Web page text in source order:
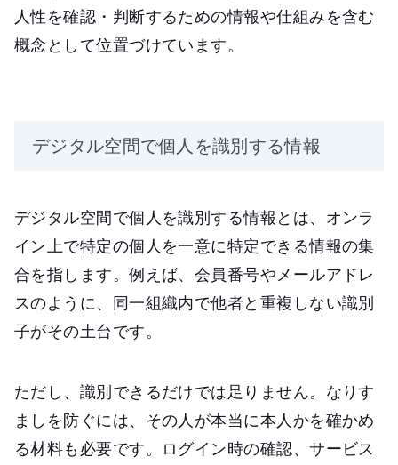
人性を確認・判断するための情報や仕組みを含む
概念として位置づけています。
デジタル空間で個人を識別する情報
デジタル空間で個人を識別する情報とは、オンラ
イン上で特定の個人を一意に特定できる情報の集
合を指します。例えば、会員番号やメールアドレ
スのように、同一組織内で他者と重複しない識別
子がその土台です。
ただし、識別できるだけでは足りません。なりす
ましを防ぐには、その人が本当に本人かを確かめ
る材料も必要です。ログイン時の確認、サービス